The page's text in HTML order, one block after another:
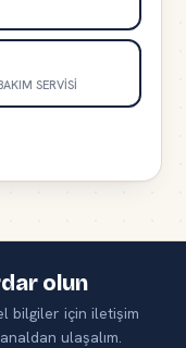
SERVİSİ
olun
bilgiler için iletişim
ulaşalım.